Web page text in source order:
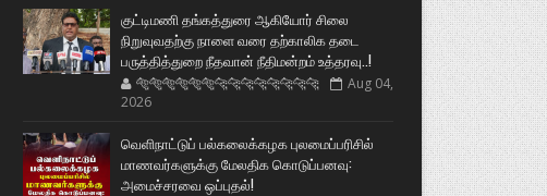
குட்டிமணி தங்கத்துரை ஆகியோர் சிலை
நிறுவுவதற்கு நாளை வரை தற்காலிக தடை
பருத்தித்துறை நீதவான் நீதிமன்றம் உத்தரவு..!
🐅🐅🐅🐅🐅🐅🐆🐆🐆🐆🐆🐆🐆🐆
Aug 04,
2026
வெளிநாட்டுப் பல்கலைக்கழக புலமைப்பரிசில்
மாணவர்களுக்கு மேலதிக கொடுப்பனவு:
அமைச்சரவை ஒப்புதல்!